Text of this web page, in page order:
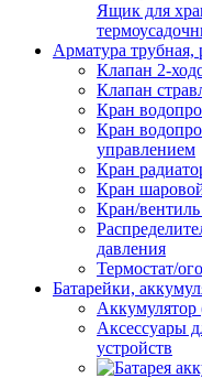
Ящик для
Арматура трубная,
Клапан 2-
Клапан
Кран
Кран
управлением
Кран
Кран
Кран/
давления
Термостат/
Батарейки,
Аксессуары
устройств